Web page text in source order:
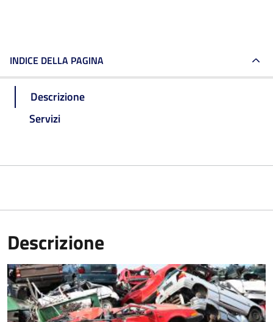
INDICE DELLA PAGINA
Descrizione
Servizi
Descrizione